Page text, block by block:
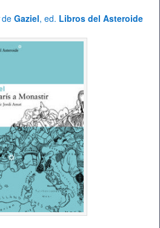
de Gaziel, ed. Libros del Asteroide